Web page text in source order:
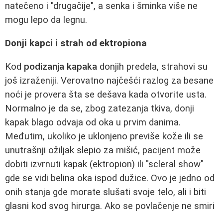
natečeno i "drugačije", a senka i šminka više ne
mogu lepo da legnu.
Donji kapci i strah od ektropiona
Kod podizanja kapaka donjih predela, strahovi su
još izraženiji. Verovatno najčešći razlog za besane
noći je provera šta se dešava kada otvorite usta.
Normalno je da se, zbog zatezanja tkiva, donji
kapak blago odvaja od oka u prvim danima.
Međutim, ukoliko je uklonjeno previše kože ili se
unutrašnji ožiljak slepio za mišić, pacijent može
dobiti izvrnuti kapak (ektropion) ili "scleral show"
gde se vidi belina oka ispod dužice. Ovo je jedno od
onih stanja gde morate slušati svoje telo, ali i biti
glasni kod svog hirurga. Ako se povlačenje ne smiri